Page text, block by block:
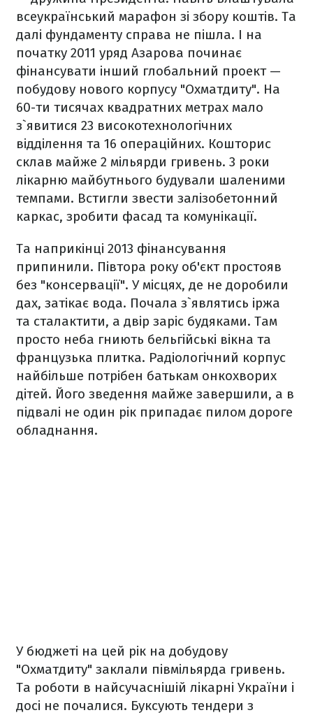
всеукраїнський марафон зі збору коштів. Та
далі фундаменту справа не пішла. І на
початку 2011 уряд Азарова починає
фінансувати інший глобальний проект —
побудову нового корпусу "Охматдиту". На
60-ти тисячах квадратних метрах мало
з`явитися 23 високотехнологічних
відділення та 16 операційних. Кошторис
склав майже 2 мільярди гривень. 3 роки
лікарню майбутнього будували шаленими
темпами. Встигли звести залізобетонний
каркас, зробити фасад та комунікації.
Та наприкінці 2013 фінансування
припинили. Півтора року об'єкт простояв
без "консервації". У місцях, де не доробили
дах, затікає вода. Почала з`являтись іржа
та сталактити, а двір заріс будяками. Там
просто неба гниють бельгійські вікна та
французька плитка. Радіологічний корпус
найбільше потрібен батькам онкохворих
дітей. Його зведення майже завершили, а в
підвалі не один рік припадає пилом дороге
обладнання.
У бюджеті на цей рік на добудову
"Охматдиту" заклали півмільярда гривень.
Та роботи в найсучаснішій лікарні України і
досі не почалися. Буксують тендери з